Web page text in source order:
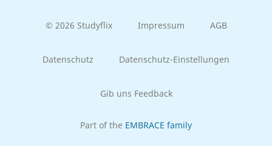
© 2026 Studyflix Impressum AGB
Datenschutz Datenschutz-Einstellungen
Gib uns Feedback
Part of the EMBRACE family